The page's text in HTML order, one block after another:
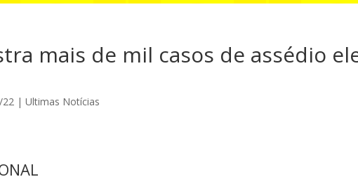
mais de mil casos de assédio
|Ultimas Notícias